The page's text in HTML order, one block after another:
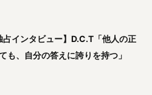
占インタビュー】D.C.T「他人の正
も、自分の答えに誇りを持つ」